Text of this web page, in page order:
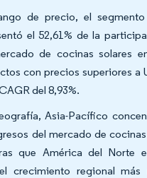
de precio, el segmento
el 52,61% de la
de cocinas solares
con precios superiores a
del 8,93%.
Asia-Pacífico
del mercado de
que América del Norte
crecimiento regional